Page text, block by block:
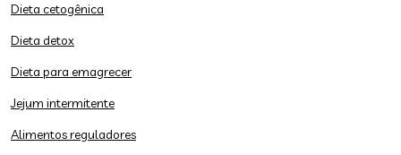
Dieta cetogênica
Dieta detox
Dieta para emagrecer
Jejum intermitente
Alimentos reguladores